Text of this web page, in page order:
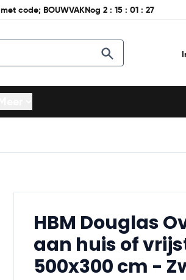
met code; BOUWVAKNog 2 : 15 : 01 : 26
HBM Douglas
aan huis of
500x300 cm -